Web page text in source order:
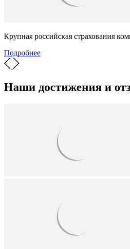
Крупная российская страхования
Подробнее
Наши достижения и